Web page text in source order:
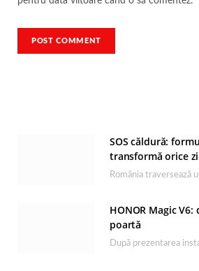
SOS căldură:
transformă orice
HONOR Magic
poartă